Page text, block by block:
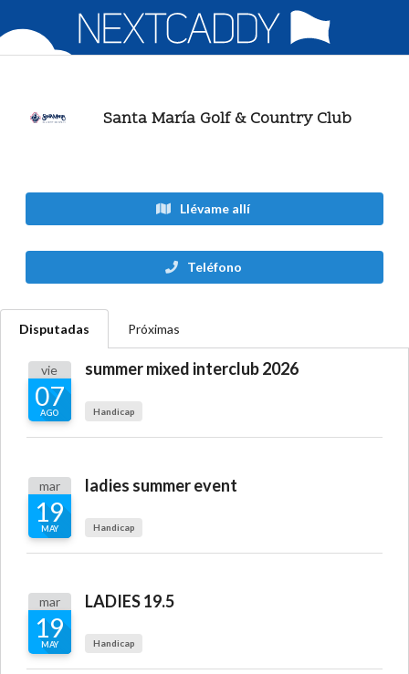
Santa María Golf & Country Club
Llévame allí
Teléfono
Disputadas Próximas
vie
07
AGO
summer mixed interclub 2026
Handicap
mar
19
MAY
ladies summer event
Handicap
mar
19
MAY
LADIES 19.5
Handicap